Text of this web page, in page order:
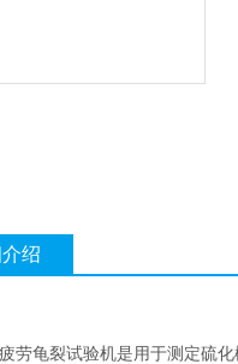
绍
龟裂试验机是用于测定硫化